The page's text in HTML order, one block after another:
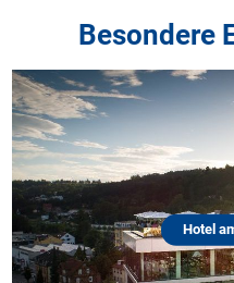
Besondere
Hotel